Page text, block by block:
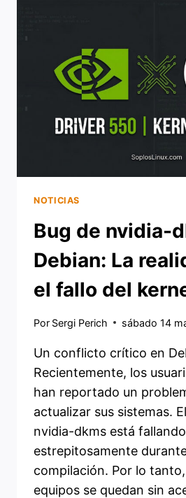
NOTICIAS
Bug de nvidia-
Debian: La
el fallo del
Por Sergi Perich sábado 14
Un conflicto crítico en
Recientemente, los
han reportado un
actualizar sus sistemas.
nvidia-dkms está fallando
estrepitosamente
compilación. Por lo
equipos se quedan sin